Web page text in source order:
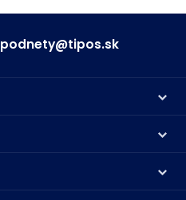
podnety@tipos.sk